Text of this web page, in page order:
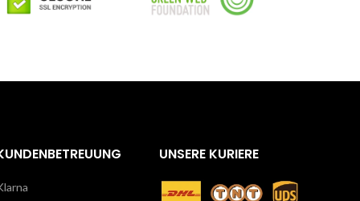
UNSERE KURIERE